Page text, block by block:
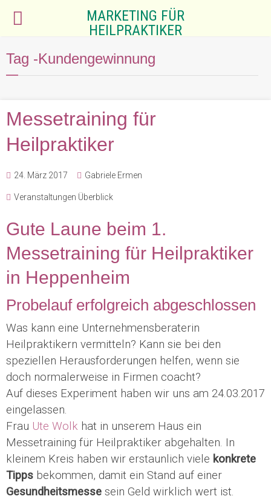
MARKETING FÜR
HEILPRAKTIKER
Tag -Kundengewinnung
Messetraining für
Heilpraktiker
24. März 2017 Gabriele Ermen
Veranstaltungen Überblick
Gute Laune beim 1.
Messetraining für Heilpraktiker
in Heppenheim
Probelauf erfolgreich abgeschlossen
Was kann eine Unternehmensberaterin
Heilpraktikern vermitteln? Kann sie bei den
speziellen Herausforderungen helfen, wenn sie
doch normalerweise in Firmen coacht?
Auf dieses Experiment haben wir uns am 24.03.2017
eingelassen.
Frau Ute Wolk hat in unserem Haus ein
Messetraining für Heilpraktiker abgehalten. In
kleinem Kreis haben wir erstaunlich viele konkrete
Tipps bekommen, damit ein Stand auf einer
Gesundheitsmesse sein Geld wirklich wert ist.